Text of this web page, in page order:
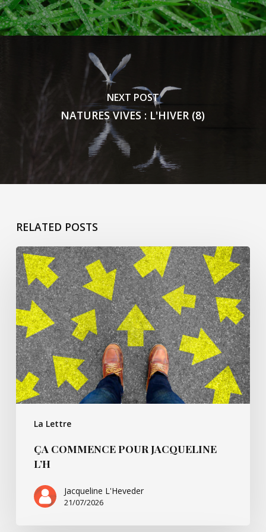
NEXT POST
NATURES VIVES : L'HIVER (8)
RELATED POSTS
La Lettre
ça
commence
pour
Jacqueline
L’h
ÇA COMMENCE POUR JACQUELINE
L’H
Jacqueline L'Heveder
21/07/2026